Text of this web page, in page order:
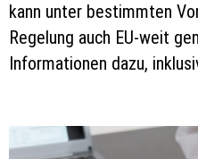
kann unter bestimmten
Regelung auch EU-weit
Informationen dazu,